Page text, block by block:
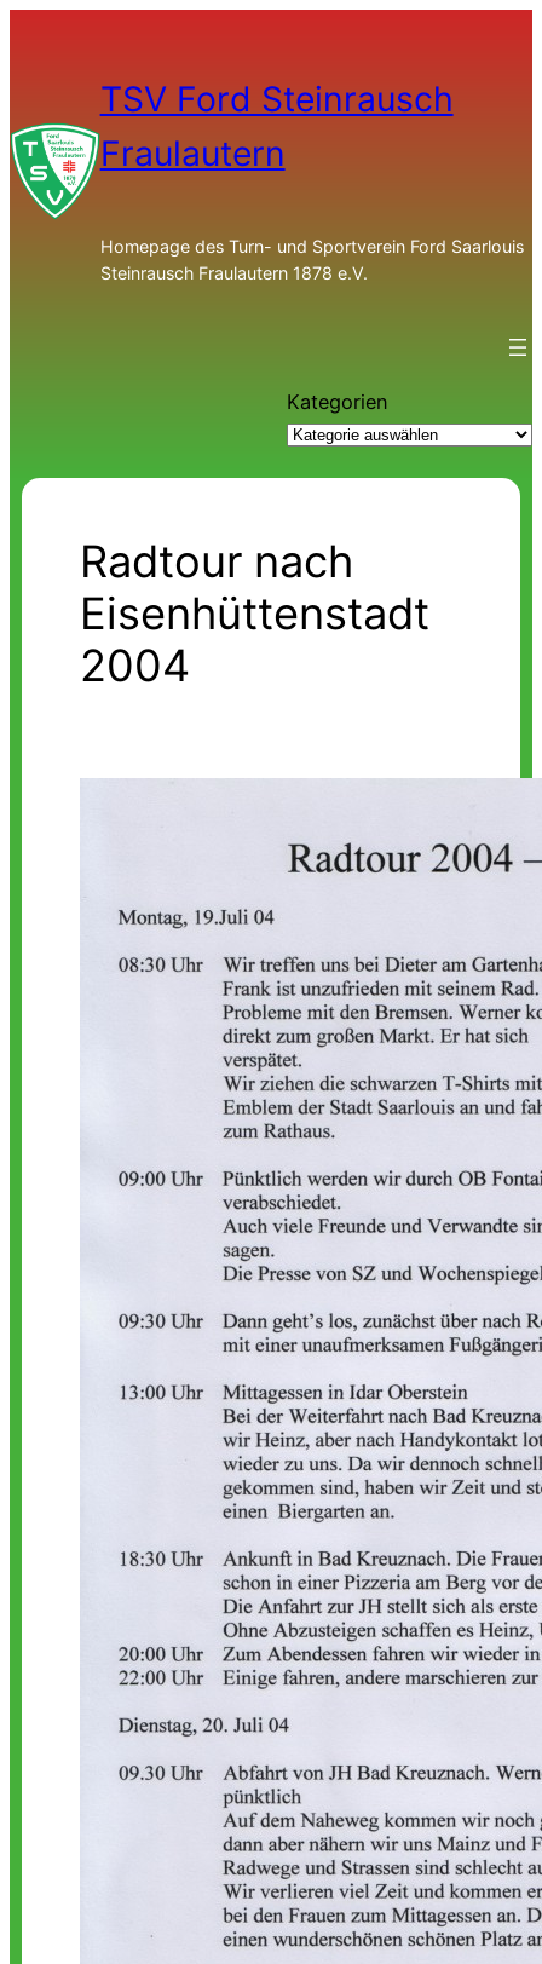
TSV Ford Steinrausch
Fraulautern
Homepage des Turn- und Sportverein Ford Saarlouis
Steinrausch Fraulautern 1878 e.V.
Kategorien
Radtour nach
Eisenhüttenstadt
2004